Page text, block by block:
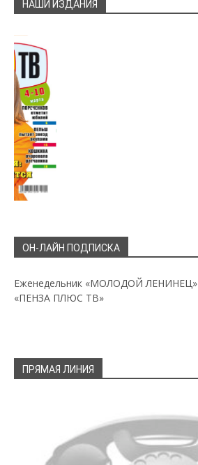
НАШИ ИЗДАНИЯ
ОН-ЛАЙН ПОДПИСКА
Еженедельник «МОЛОДОЙ ЛЕНИНЕЦ»
«ПЕНЗА ПЛЮС ТВ»
ПРЯМАЯ ЛИНИЯ